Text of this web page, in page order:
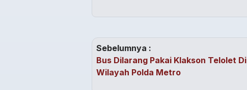
Sebelumnya :
Bus Dilarang Pakai Klakson Telolet Di
Wilayah Polda Metro